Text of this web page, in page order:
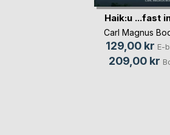
Haik:u ...fast
Carl Magnus
129,00 kr E-
209,00 kr